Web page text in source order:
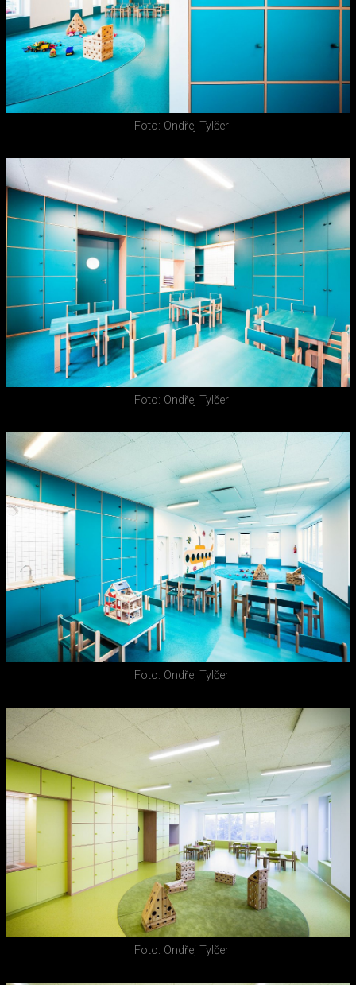
Foto: Ondřej Tylčer
Foto: Ondřej Tylčer
Foto: Ondřej Tylčer
Foto: Ondřej Tylčer